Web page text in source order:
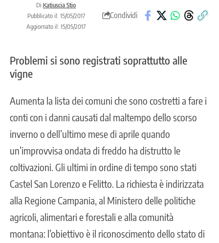
Di:Katiuscia Stio
Pubblicato il: 15/05/2017
Aggiornato il: 15/05/2017
Condividi
Problemi si sono registrati soprattutto alle
vigne
Aumenta la lista dei comuni che sono costretti a fare i
conti con i danni causati dal maltempo dello scorso
inverno o dell’ultimo mese di aprile quando
un’improvvisa ondata di freddo ha distrutto le
coltivazioni. Gli ultimi in ordine di tempo sono stati
Castel San Lorenzo e Felitto. La richiesta è indirizzata
alla Regione Campania, al Ministero delle politiche
agricoli, alimentari e forestali e alla comunità
montana: l’obiettivo è il riconoscimento dello stato di